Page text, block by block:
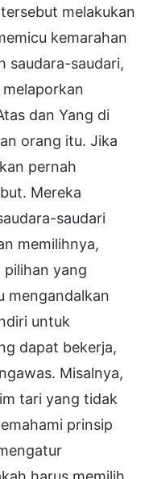
melakukan
kemarahan
saudara-saudari,
dan Yang di
orang itu. Jika
pernah
Mereka
saudari
memilihnya,
yang
mengandalkan
untuk
dapat bekerja,
Misalnya,
tari yang tidak
prinsip